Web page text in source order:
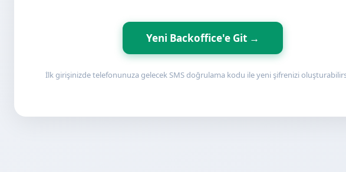
Yeni Backoffice'e Git →
İlk girişinizde telefonunuza gelecek SMS doğrulama kodu ile yeni şifrenizi